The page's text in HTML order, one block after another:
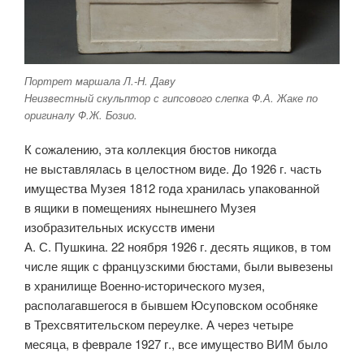
Портрет маршала Л.-Н. Даву
Неизвестный скульптор с гипсового слепка Ф.А. Жаке по
оригиналу Ф.Ж. Бозио.
К сожалению, эта коллекция бюстов никогда
не выставлялась в целостном виде. До 1926 г. часть
имущества Музея 1812 года хранилась упакованной
в ящики в помещениях нынешнего Музея
изобразительных искусств имени
А. С. Пушкина. 22 ноября 1926 г. десять ящиков, в том
числе ящик с французскими бюстами, были вывезены
в хранилище Военно-исторического музея,
располагавшегося в бывшем Юсуповском особняке
в Трехсвятительском переулке. А через четыре
месяца, в феврале 1927 г., все имущество ВИМ было